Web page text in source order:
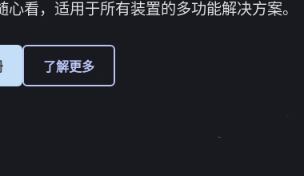
心看，适用于所有装置的多功能解决方案。
了解更多